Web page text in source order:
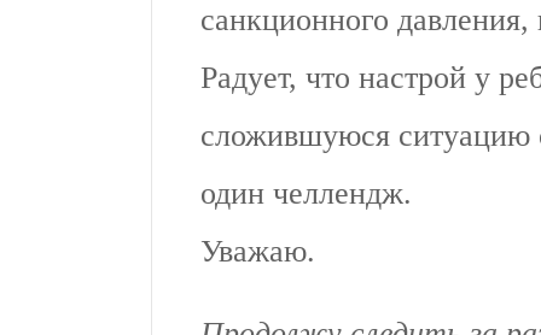
санкционного
Радует, что настрой у
сложившуюся ситуацию
один челлендж.
Уважаю.